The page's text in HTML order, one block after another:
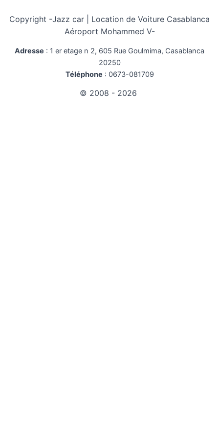
Copyright -Jazz car | Location de Voiture Casablanca
Aéroport Mohammed V-
Adresse : 1 er etage n 2, 605 Rue Goulmima, Casablanca
20250
Téléphone : 0673-081709
© 2008 - 2026